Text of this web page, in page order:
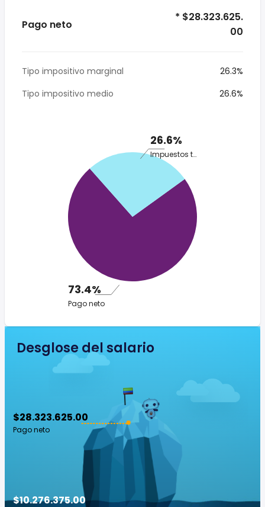
Pago neto
* $28.323.625.
00
Tipo impositivo marginal
26.3%
Tipo impositivo medio
26.6%
26.6%
Impuestos totales
73.4%
Pago neto
Desglose del salario
$28.323.625.00
Pago neto
$10.276.375.00